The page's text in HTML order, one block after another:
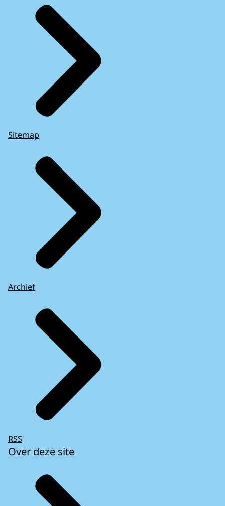
Sitemap
Archief
RSS
Over deze site